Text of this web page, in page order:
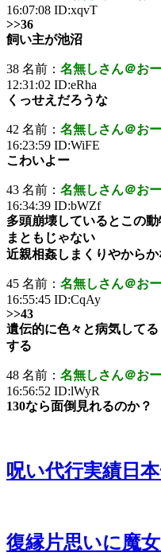
16:07:08 ID:xqvT
>>36
飼い主が池沼
38 名前： 名無しさん＠お
12:31:02 ID:eRha
くっせえだろうな
42 名前： 名無しさん＠お
16:23:59 ID:WiFE
こわいよー
43 名前： 名無しさん＠お
16:34:39 ID:bWZf
多頭崩壊しているとこの
まともじゃない
近親相姦しまくりやからか
45 名前： 名無しさん＠お
16:55:45 ID:CqAy
>>43
遺伝的に色々と病気して
する
48 名前： 名無しさん＠お
16:56:52 ID:lWyR
130なら面倒見れるのか？
呪い代行実績日
復縁片思いに魔